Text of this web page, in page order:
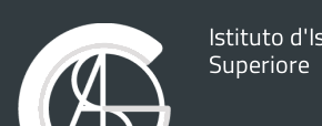
Istituto
Superiore